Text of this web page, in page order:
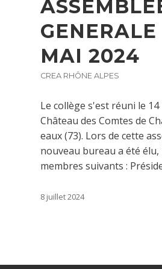
MAI 2024
CREA RHÔNE ALPES
Le collège s'est réuni le 14
Château des Comtes de
eaux (73). Lors de cette
nouveau bureau a été
membres suivants :
8 juillet 2024